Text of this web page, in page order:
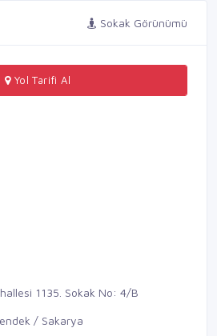
Sokak Görünümü
Yol Tarifi Al
1135. Sokak No: 4/B
/ Sakarya